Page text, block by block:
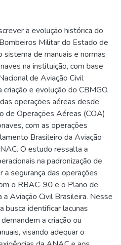
a evolução histórica do
Militar do Estado de
sistema de manuais e normas
na instituição, com base
de Aviação Civil
e evolução do CBMGO,
operações aéreas desde
de Operações Aéreas (COA)
com as operações
Brasileiro da Aviação
O estudo ressalta a
na padronização de
segurança das operações
o RBAC-90 e o Plano de
a Aviação Civil Brasileira. Nesse
busca identificar lacunas
a criação ou
visando adequar o